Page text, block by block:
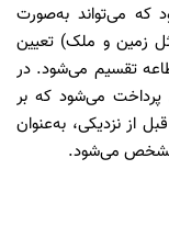
که می‌تواند به‌صورت
زمین و ملک) تعیین
تقسیم می‌شود. در
پرداخت می‌شود که بر
از نزدیکی، به‌عنوان
مشخص می‌شود.